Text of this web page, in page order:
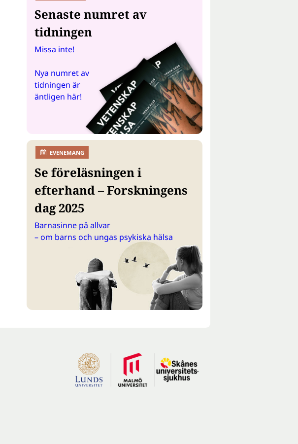
Senaste numret av
tidningen
Missa inte!
Nya numret av
tidningen är
äntligen här!
EVENEMANG
Se föreläsningen i
efterhand – Forskningens
dag 2025
Barnasinne på allvar
– om barns och ungas psykiska hälsa